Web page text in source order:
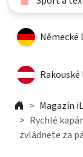
Německé
Magazín
Rychlé
zvládnete za